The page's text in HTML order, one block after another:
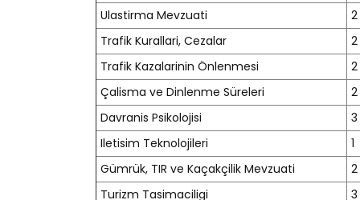
Ulastirma Mevzuati
2
Trafik Kurallari, Cezalar
2
Trafik Kazalarinin Önlenmesi
2
Çalisma ve Dinlenme Süreleri
2
Davranis Psikolojisi
3
Iletisim Teknolojileri
1
Gümrük, TIR ve Kaçakçilik Mevzuati
2
Turizm Tasimaciligi
3